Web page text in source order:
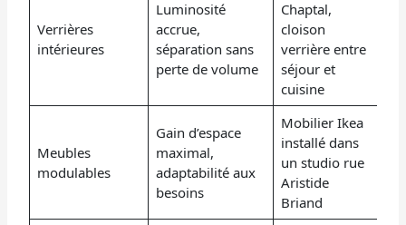
Verrières
intérieures
Luminosité
accrue,
séparation sans
perte de volume
Chaptal,
cloison
verrière entre
séjour et
cuisine
Meubles
modulables
Gain d’espace
maximal,
adaptabilité aux
besoins
Mobilier Ikea
installé dans
un studio rue
Aristide
Briand